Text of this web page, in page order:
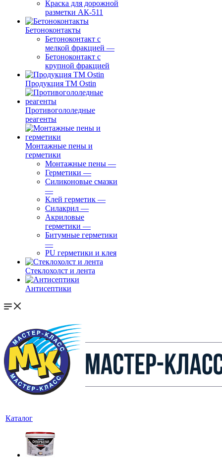
Краска для дорожной
разметки АК-511
Бетоноконтакты
Бетоноконтакт с
мелкой фракцией —
Бетоноконтакт с
крупной фракцией
Продукция ТМ Ostin
Противогололедные
реагенты
Монтажные пены и
герметики
Монтажные пены —
Герметики —
Силиконовые смазки
—
Клей герметик —
Силакрил —
Акриловые
герметики —
Битумные герметики
—
PU герметики и клея
Стеклохолст и лента
Антисептики
Каталог